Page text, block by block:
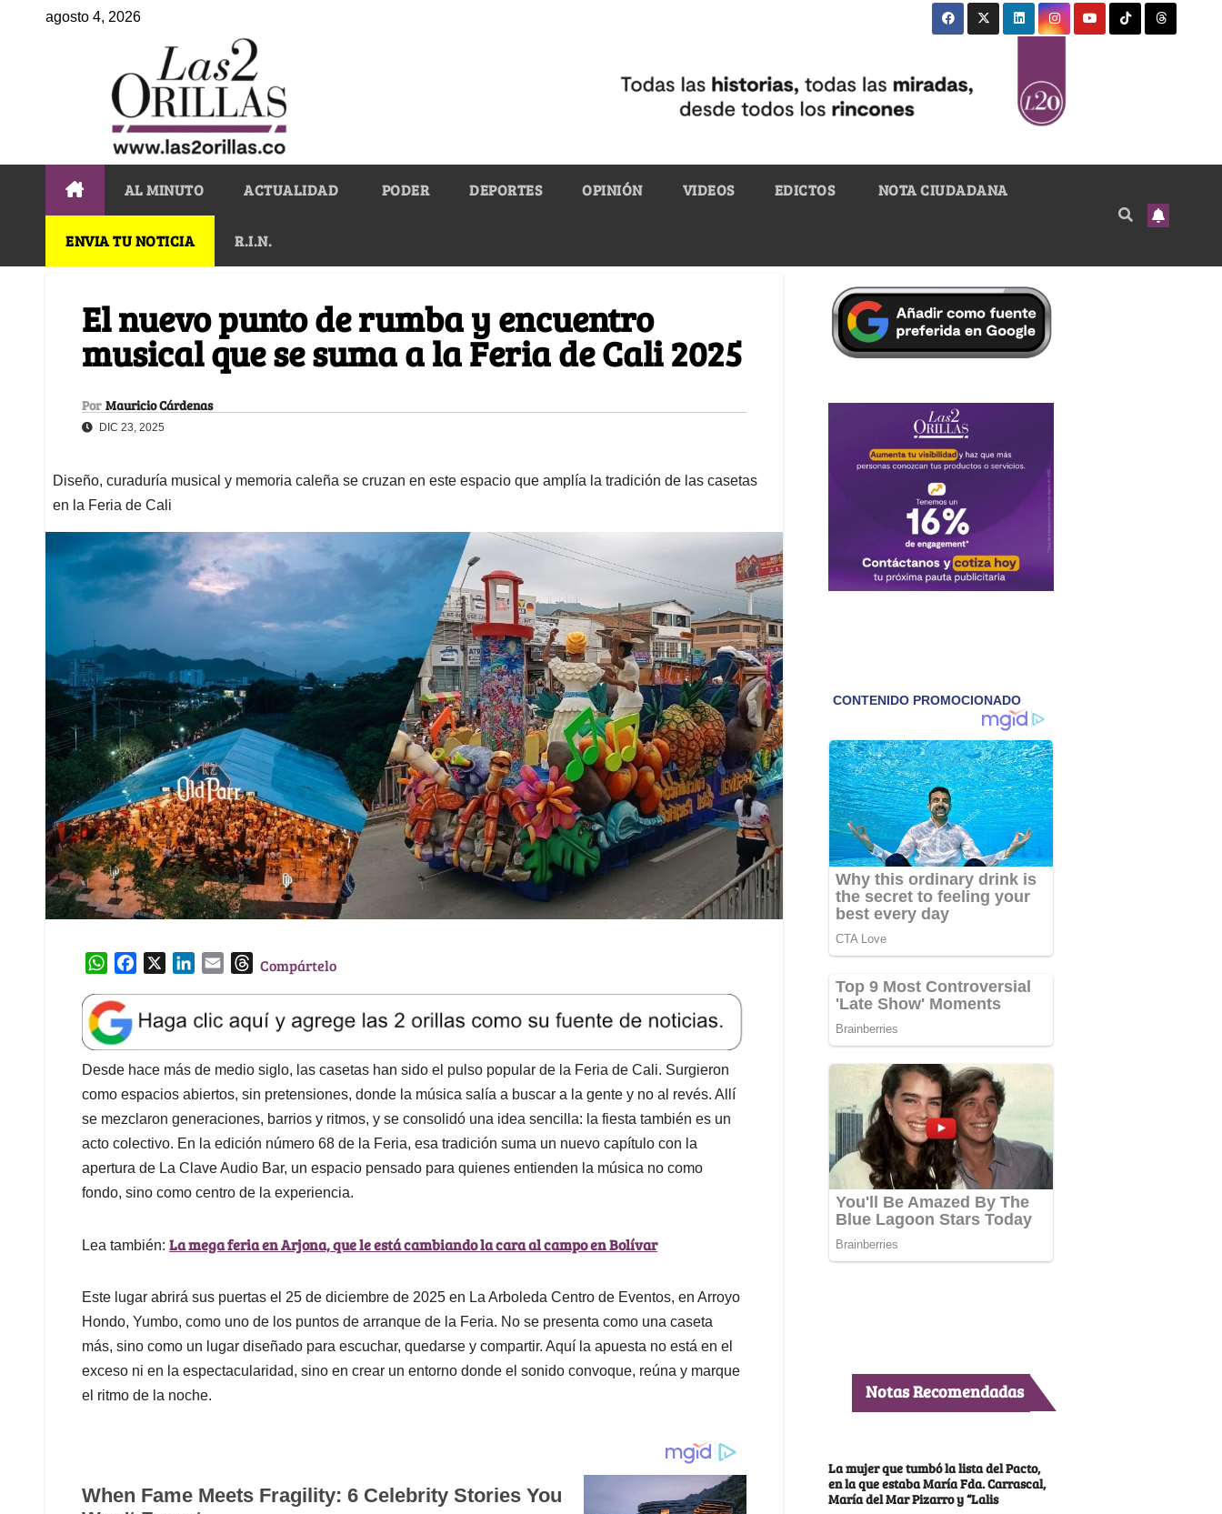
agosto 4, 2026
AL MINUTO ACTUALIDAD PODER DEPORTES OPINIÓN VIDEOS EDICTOS NOTA CIUDADANA
ENVIA TU NOTICIA R.I.N.
El nuevo punto de rumba y encuentro
musical que se suma a la Feria de Cali 2025
Por Mauricio Cárdenas
DIC 23, 2025
Diseño, curaduría musical y memoria caleña se cruzan en este espacio que amplía la tradición de las casetas
en la Feria de Cali
W
a
t
s
A
p
p
e
b
o
o
k
k
e
d
I
n
l
T
e
a
d
s
Compártelo
Desde hace más de medio siglo, las casetas han sido el pulso popular de la Feria de Cali. Surgieron
como espacios abiertos, sin pretensiones, donde la música salía a buscar a la gente y no al revés. Allí
se mezclaron generaciones, barrios y ritmos, y se consolidó una idea sencilla: la fiesta también es un
acto colectivo. En la edición número 68 de la Feria, esa tradición suma un nuevo capítulo con la
apertura de La Clave Audio Bar, un espacio pensado para quienes entienden la música no como
fondo, sino como centro de la experiencia.
Lea también: La mega feria en Arjona, que le está cambiando la cara al campo en Bolívar
Este lugar abrirá sus puertas el 25 de diciembre de 2025 en La Arboleda Centro de Eventos, en Arroyo
Hondo, Yumbo, como uno de los puntos de arranque de la Feria. No se presenta como una caseta
más, sino como un lugar diseñado para escuchar, quedarse y compartir. Aquí la apuesta no está en el
exceso ni en la espectacularidad, sino en crear un entorno donde el sonido convoque, reúna y marque
el ritmo de la noche.
Notas Recomendadas
La mujer que tumbó la lista del Pacto,
en la que estaba María Fda. Carrascal,
María del Mar Pizarro y “Lalis